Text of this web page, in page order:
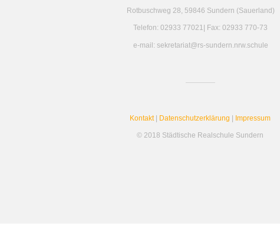
Rotbuschweg 28, 59846 Sundern (Sauerland)
Telefon: 02933 77021| Fax: 02933 770-73
e-mail: sekretariat@rs-sundern.nrw.schule
Kontakt| Datenschutzerklärung Impressum
© 2018 Städtische Realschule Sundern